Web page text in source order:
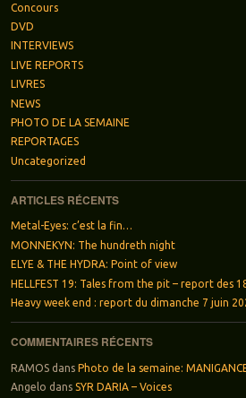
Concours
DVD
INTERVIEWS
LIVE REPORTS
LIVRES
NEWS
PHOTO DE LA SEMAINE
REPORTAGES
Uncategorized
ARTICLES RÉCENTS
Metal-Eyes: c’est la fin…
MONNEKYN: The hundreth night
ELYE & THE HYDRA: Point of view
HELLFEST 19: Tales from the pit – report des
Heavy week end : report du dimanche 7 juin
COMMENTAIRES RÉCENTS
RAMOSdans Photo de la semaine:
Angelo dans SYR DARIA – Voices